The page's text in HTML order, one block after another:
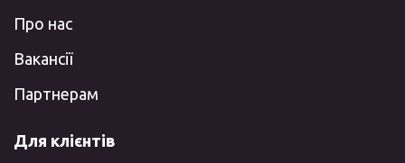
Про нас
Вакансії
Партнерам
Для клієнтів